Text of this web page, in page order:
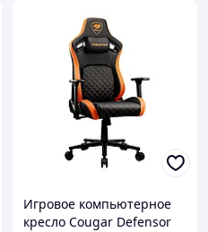
Игровое компьютерное
кресло Cougar Defensor